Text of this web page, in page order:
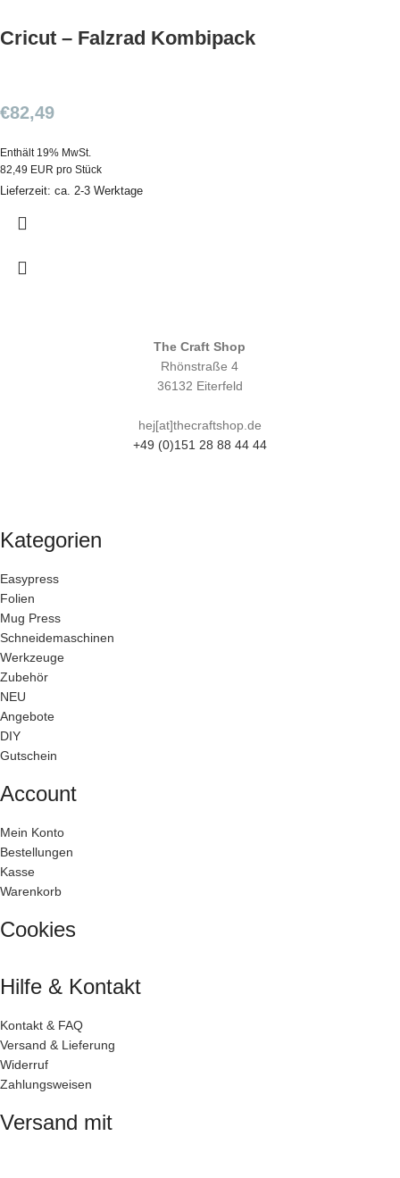
Cricut – Falzrad Kombipack
€82,49
Enthält 19% MwSt.
82,49 EUR pro Stück
Lieferzeit: ca. 2-3 Werktage
The Craft Shop
Rhönstraße 4
36132 Eiterfeld
hej[at]thecraftshop.de
+49 (0)151 28 88 44 44
Kategorien
Easypress
Folien
Mug Press
Schneidemaschinen
Werkzeuge
Zubehör
NEU
Angebote
DIY
Gutschein
Account
Mein Konto
Bestellungen
Kasse
Warenkorb
Cookies
Hilfe & Kontakt
Kontakt & FAQ
Versand & Lieferung
Widerruf
Zahlungsweisen
Versand mit